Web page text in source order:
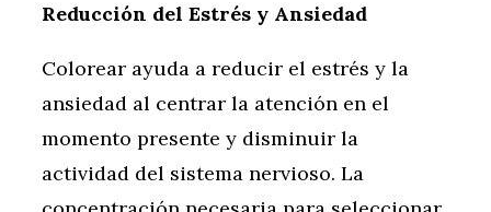
Reducción del Estrés y Ansiedad
Colorear ayuda a reducir el estrés y la
ansiedad al centrar la atención en el
momento presente y disminuir la
actividad del sistema nervioso. La